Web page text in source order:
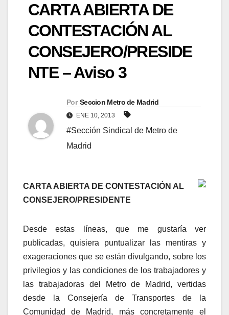
CARTA ABIERTA DE
CONTESTACIÓN AL
CONSEJERO/PRESIDE
NTE – Aviso 3
Por Seccion Metro de Madrid
ENE 10, 2013
#Sección Sindical de Metro de
Madrid
CARTA ABIERTA DE CONTESTACIÓN AL
CONSEJERO/PRESIDENTE
Desde estas líneas, que me gustaría ver
publicadas, quisiera puntualizar las mentiras y
exageraciones que se están divulgando, sobre los
privilegios y las condiciones de los trabajadores y
las trabajadoras del Metro de Madrid, vertidas
desde la Consejería de Transportes de la
Comunidad de Madrid, más concretamente el